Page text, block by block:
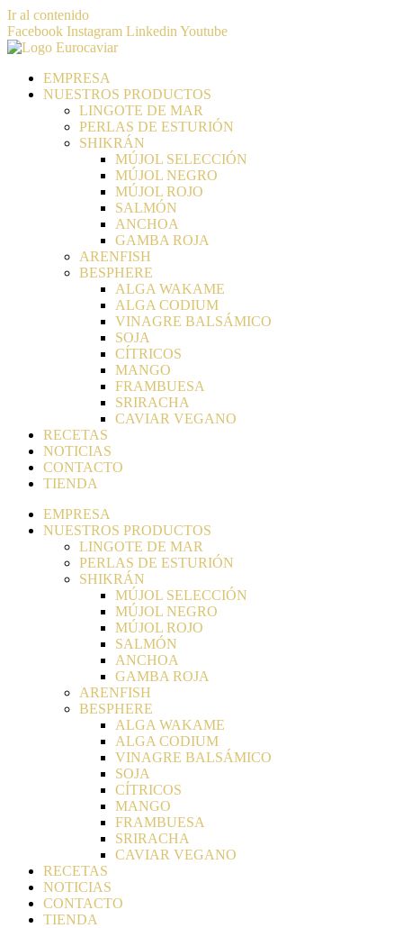
Ir al contenido
Facebook Instagram Linkedin Youtube
EMPRESA
NUESTROS PRODUCTOS
LINGOTE DE MAR
PERLAS DE ESTURIÓN
SHIKRÁN
MÚJOL SELECCIÓN
MÚJOL NEGRO
MÚJOL ROJO
SALMÓN
ANCHOA
GAMBA ROJA
ARENFISH
BESPHERE
ALGA WAKAME
ALGA CODIUM
VINAGRE BALSÁMICO
SOJA
CÍTRICOS
MANGO
FRAMBUESA
SRIRACHA
CAVIAR VEGANO
RECETAS
NOTICIAS
CONTACTO
TIENDA
EMPRESA
NUESTROS PRODUCTOS
LINGOTE DE MAR
PERLAS DE ESTURIÓN
SHIKRÁN
MÚJOL SELECCIÓN
MÚJOL NEGRO
MÚJOL ROJO
SALMÓN
ANCHOA
GAMBA ROJA
ARENFISH
BESPHERE
ALGA WAKAME
ALGA CODIUM
VINAGRE BALSÁMICO
SOJA
CÍTRICOS
MANGO
FRAMBUESA
SRIRACHA
CAVIAR VEGANO
RECETAS
NOTICIAS
CONTACTO
TIENDA